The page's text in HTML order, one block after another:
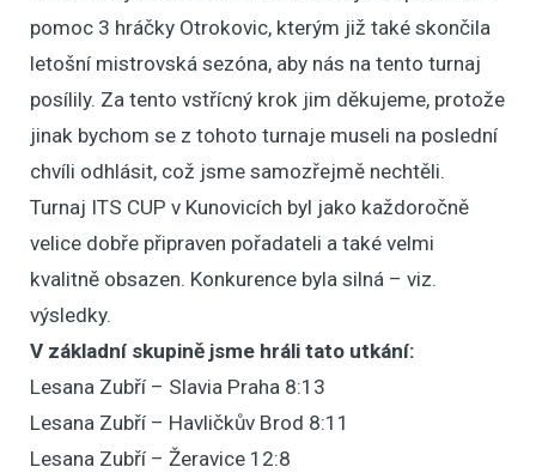
pomoc 3 hráčky Otrokovic, kterým již také skončila
letošní mistrovská sezóna, aby nás na tento turnaj
posílily. Za tento vstřícný krok jim děkujeme, protože
jinak bychom se z tohoto turnaje museli na poslední
chvíli odhlásit, což jsme samozřejmě nechtěli.
Turnaj ITS CUP v Kunovicích byl jako každoročně
velice dobře připraven pořadateli a také velmi
kvalitně obsazen. Konkurence byla silná – viz.
výsledky.
V základní skupině jsme hráli tato utkání:
Lesana Zubří – Slavia Praha 8:13
Lesana Zubří – Havličkův Brod 8:11
Lesana Zubří – Žeravice 12:8